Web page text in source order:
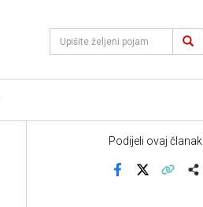
Podijeli ovaj članak